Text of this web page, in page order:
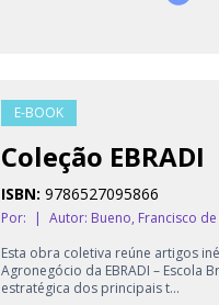
E-BOOK
Coleção EBRADI
ISBN: 9786527095866
Por: | Autor: Bueno, Francisco
Esta obra coletiva reúne artigos
Agronegócio da EBRADI – Escola
estratégica dos principais t...